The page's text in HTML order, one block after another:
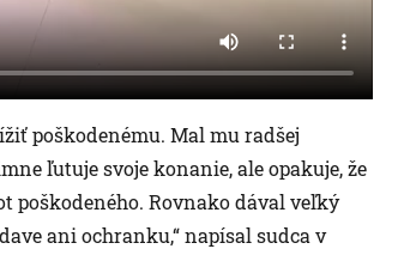
poškodenému. Mal mu radšej
ľutuje svoje konanie, ale opakuje, že
poškodeného. Rovnako dával veľký
ani ochranku,“ napísal sudca v